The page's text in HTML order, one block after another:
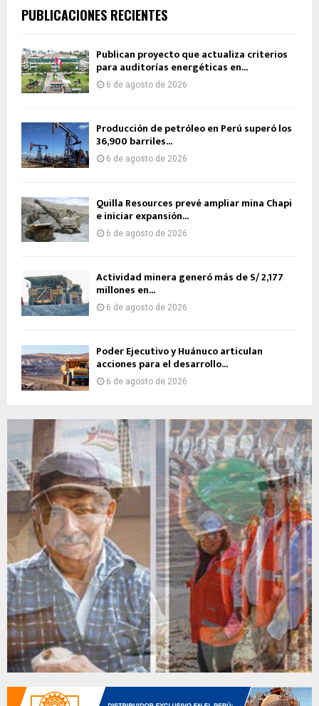
PUBLICACIONES RECIENTES
Publican proyecto que actualiza criterios
para auditorías energéticas en...
6 de agosto de 2026
Producción de petróleo en Perú superó los
36,900 barriles...
6 de agosto de 2026
Quilla Resources prevé ampliar mina Chapi
e iniciar expansión...
6 de agosto de 2026
Actividad minera generó más de S/ 2,177
millones en...
6 de agosto de 2026
Poder Ejecutivo y Huánuco articulan
acciones para el desarrollo...
6 de agosto de 2026